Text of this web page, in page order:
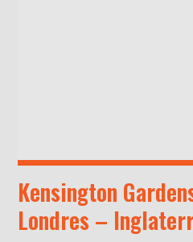
Kensington
Londres –